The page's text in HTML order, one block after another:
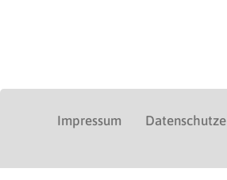
Impressum